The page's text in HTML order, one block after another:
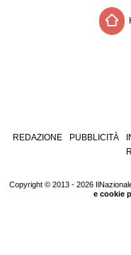
REDAZIONE PUBBLICITÀ
Copyright © 2013 - 2026
e cookie